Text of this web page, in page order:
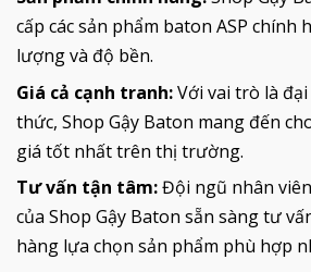
cấp các sản phẩm baton ASP chính
lượng và độ bền.
Giá cả cạnh tranh:Với vai trò là
thức, Shop Gậy Baton mang đến
giá tốt nhất trên thị trường.
Tư vấn tận tâm:Đội ngũ nhân
của Shop Gậy Baton sẵn sàng tư
hàng lựa chọn sản phẩm phù hợp